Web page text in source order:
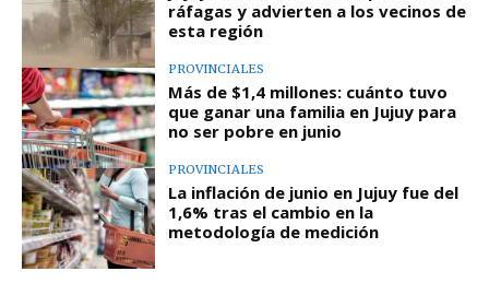
ráfagas y advierten a los vecinos de
esta región
PROVINCIALES
Más de $1,4 millones: cuánto tuvo
que ganar una familia en Jujuy para
no ser pobre en junio
PROVINCIALES
La inflación de junio en Jujuy fue del
1,6% tras el cambio en la
metodología de medición